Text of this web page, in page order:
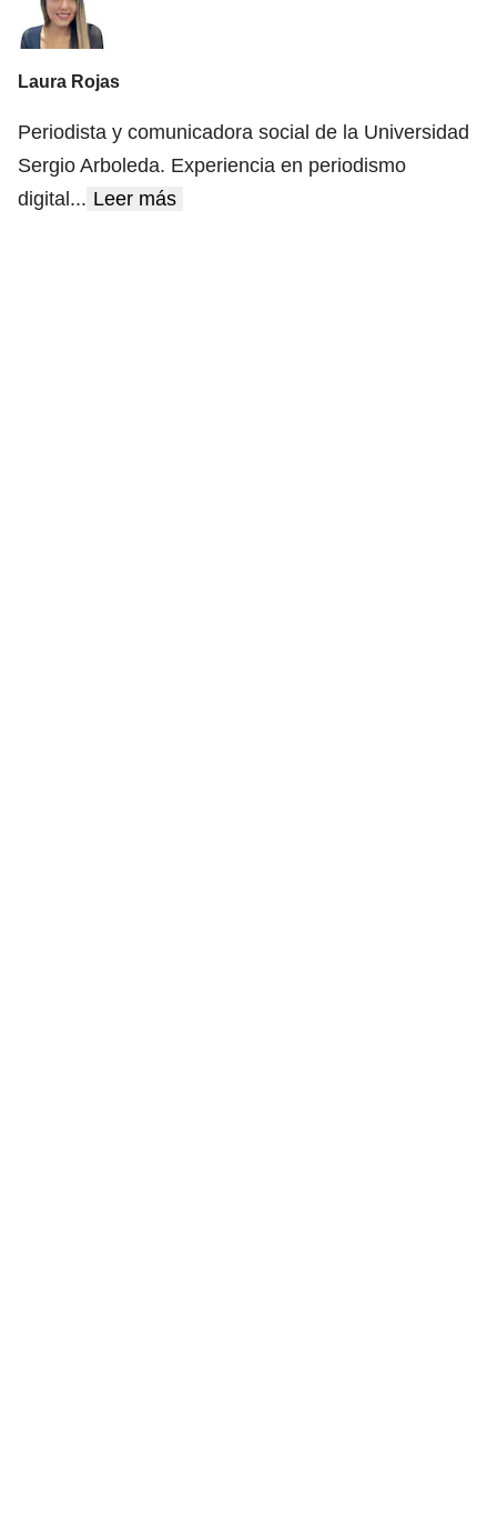
Laura Rojas
Periodista y comunicadora social de la Universidad
Sergio Arboleda. Experiencia en periodismo
digital ... Leer más